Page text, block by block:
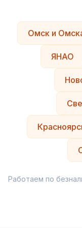
Омск и
ЯНАО
Работаем по